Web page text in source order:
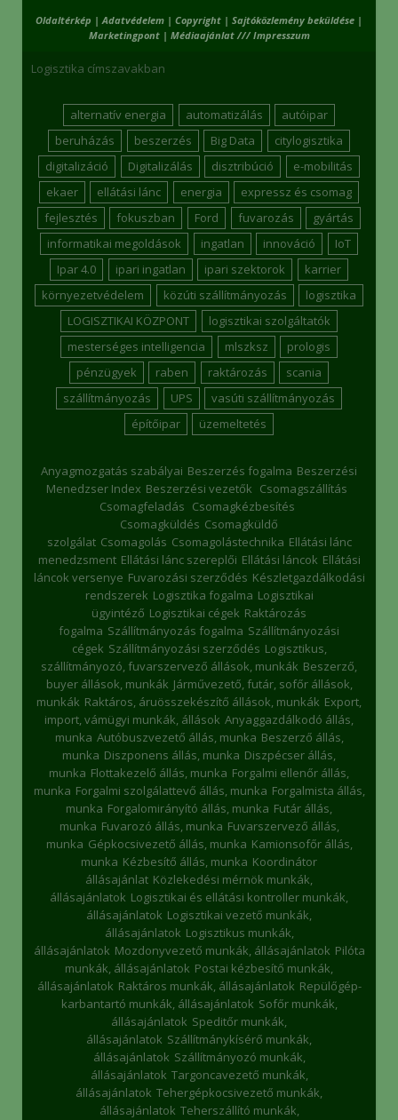
Oldaltérkép |Adatvédelem | Copyright | Sajtóközlemény beküldése |
Marketingpont| Médiaajánlat /// Impresszum
Logisztika címszavakban
alternatív energia automatizálás
autóipar
beruházás
beszerzés Big Data
citylogisztika
digitalizáció
Digitalizálás disztribúció
e-mobilitás
ekaer
ellátási lánc energia
expressz és csomag
fejlesztés
fokuszban Ford fuvarozás
gyártás
informatikai megoldások
ingatlan innováció
IoT
Ipar 4.0
ipari ingatlan ipari szektorok
karrier
környezetvédelem
közúti szállítmányozás
logisztika
LOGISZTIKAI KÖZPONT
logisztikai szolgáltatók
mesterséges intelligencia
mlszksz
prologis
pénzügyek
raben raktározás
scania
szállítmányozás
UPS
vasúti szállítmányozás
építőipar
üzemeltetés
Anyagmozgatás szabályai Beszerzés fogalma Beszerzési
Menedzser Index Beszerzési vezetők Csomagszállítás
Csomagfeladás Csomagkézbesítés
Csomagküldés Csomagküldő
szolgálat Csomagolás Csomagolástechnika Ellátási lánc
menedzsment Ellátási lánc szereplői Ellátási láncok Ellátási
láncok versenye Fuvarozási szerződés Készletgazdálkodási
rendszerek Logisztika fogalma Logisztikai
ügyintéző Logisztikai cégek Raktározás
fogalma Szállítmányozás fogalma Szállítmányozási
cégek Szállítmányozási szerződés Logisztikus,
szállítmányozó, fuvarszervező állások, munkák Beszerző,
buyer állások, munkák Járművezető, futár, sofőr állások,
munkák Raktáros, áruösszekészítő állások, munkák Export,
import, vámügyi munkák, állások Anyaggazdálkodó állás,
munka Autóbuszvezető állás, munka Beszerző állás,
munka Diszponens állás, munka Diszpécser állás,
munka Flottakezelő állás, munka Forgalmi ellenőr állás,
munka Forgalmi szolgálattevő állás, munka Forgalmista állás,
munka Forgalomirányító állás, munka Futár állás,
munka Fuvarozó állás, munka Fuvarszervező állás,
munka Gépkocsivezető állás, munka Kamionsofőr állás,
munka Kézbesítő állás, munka Koordinátor
állásajánlat Közlekedési mérnök munkák,
állásajánlatok Logisztikai és ellátási kontroller munkák,
állásajánlatok Logisztikai vezető munkák,
állásajánlatok Logisztikus munkák,
állásajánlatok Mozdonyvezető munkák, állásajánlatok Pilóta
munkák, állásajánlatok Postai kézbesítő munkák,
állásajánlatok Raktáros munkák, állásajánlatok Repülőgép-
karbantartó munkák, állásajánlatok Sofőr munkák,
állásajánlatok Speditőr munkák,
állásajánlatok Szállítmánykísérő munkák,
állásajánlatok Szállítmányozó munkák,
állásajánlatok Targoncavezető munkák,
állásajánlatok Tehergépkocsivezető munkák,
állásajánlatok Teherszállító munkák,